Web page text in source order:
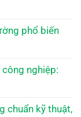
phổ biến
nghiệp:
chuẩn kỹ thuật,